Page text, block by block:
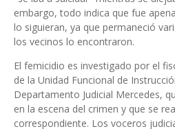
embargo, todo indica que fue
lo siguieran, ya que permaneció
los vecinos lo encontraron.
El femicidio es investigado por el
de la Unidad Funcional de
Departamento Judicial Mercedes,
en la escena del crimen y que se
correspondiente. Los voceros